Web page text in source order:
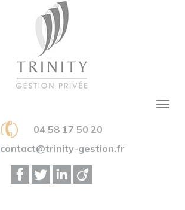
04 58 17 50 20
contact@trinity-gestion.fr